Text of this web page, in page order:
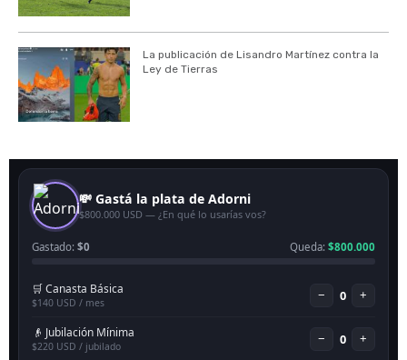
La publicación de Lisandro Martínez contra la
Ley de Tierras